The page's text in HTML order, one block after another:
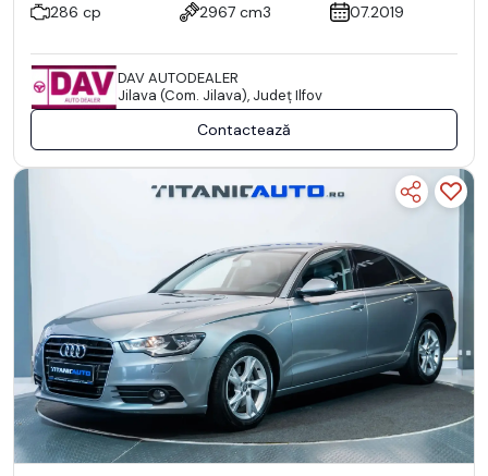
286 cp
2967 cm3 07.2019
DAV AUTODEALER
Jilava (Com. Jilava), Județ Ilfov
Contactează